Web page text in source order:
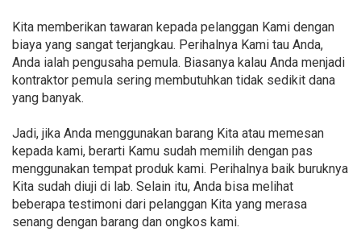
Kita memberikan tawaran kepada pelanggan Kami dengan
biaya yang sangat terjangkau. Perihalnya Kami tau Anda,
Anda ialah pengusaha pemula. Biasanya kalau Anda menjadi
kontraktor pemula sering membutuhkan tidak sedikit dana
yang banyak.
Jadi, jika Anda menggunakan barang Kita atau memesan
kepada kami, berarti Kamu sudah memilih dengan pas
menggunakan tempat produk kami. Perihalnya baik buruknya
Kita sudah diuji di lab. Selain itu, Anda bisa melihat
beberapa testimoni dari pelanggan Kita yang merasa
senang dengan barang dan ongkos kami.